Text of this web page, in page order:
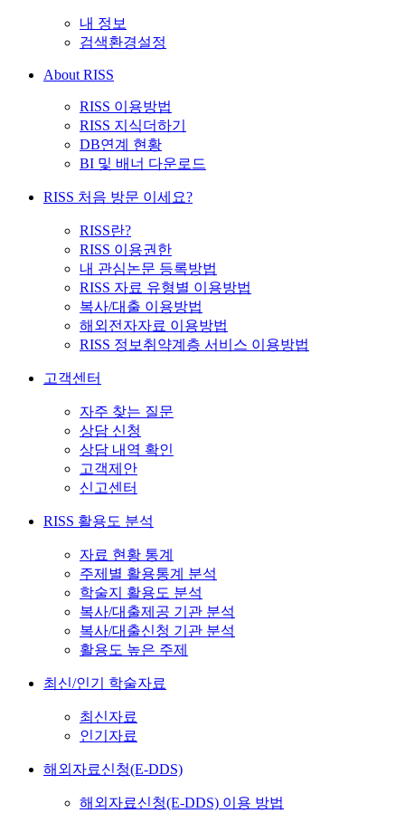
내 정보
검색환경설정
About RISS
RISS 이용방법
RISS 지식더하기
DB연계 현황
BI 및 배너 다운로드
RISS 처음 방문 이세요?
RISS란?
RISS 이용권한
내 관심논문 등록방법
RISS 자료 유형별 이용방법
복사/대출 이용방법
해외전자자료 이용방법
RISS 정보취약계층 서비스 이용방법
고객센터
자주 찾는 질문
상담 신청
상담 내역 확인
고객제안
신고센터
RISS 활용도 분석
자료 현황 통계
주제별 활용통계 분석
학술지 활용도 분석
복사/대출제공 기관 분석
복사/대출신청 기관 분석
활용도 높은 주제
최신/인기 학술자료
최신자료
인기자료
해외자료신청(E-DDS)
해외자료신청(E-DDS) 이용 방법